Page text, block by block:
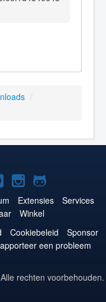
/
Joomla!
op
Instagram
Joomla!
op
GitHub
Extensies
Services
Winkel
Cookiebeleid
Sponsor
een probleem
Alle rechten voorbehouden.